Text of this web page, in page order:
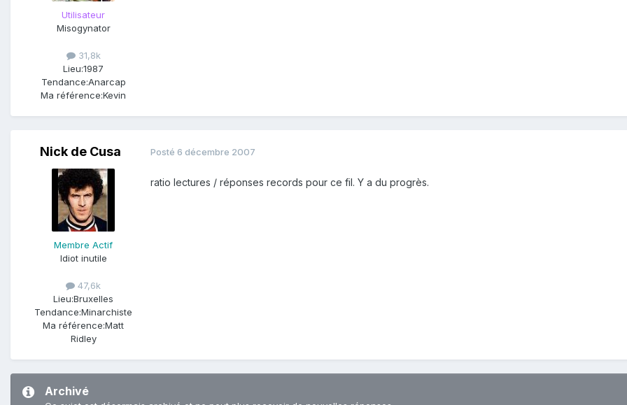
Utilisateur
Misogynator
31,8k
Lieu:1987
Tendance:Anarcap
Ma référence:Kevin
Nick de Cusa
Membre Actif
Idiot inutile
47,6k
Lieu:Bruxelles
Tendance:Minarchiste
Ma référence:Matt
Ridley
Posté 6 décembre 2007
ratio lectures / réponses records pour ce fil. Y a du progrès.
Archivé